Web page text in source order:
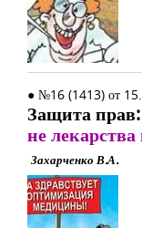
● №16 (1413) от
Защита прав:
не
Захарченко В.А.